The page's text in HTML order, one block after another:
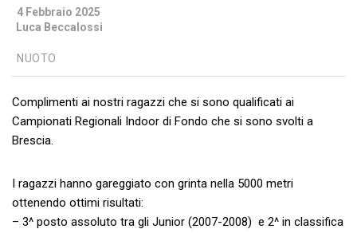
4 Febbraio 2025
Luca Beccalossi
NUOTO
Complimenti ai nostri ragazzi che si sono qualificati ai
Campionati Regionali Indoor di Fondo che si sono svolti a
Brescia.
I ragazzi hanno gareggiato con grinta nella 5000 metri
ottenendo ottimi risultati:
– 3^ posto assoluto tra gli Junior (2007-2008) e 2^ in classifica